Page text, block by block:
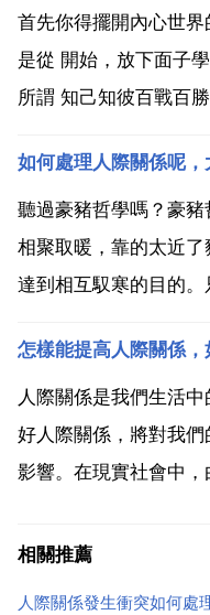
首先你得擺開內心世
是從 開始，放下面子
所謂 知己知彼百戰百
魚得水。當然，現實的
學習社交人際學，非
慎，適得...
如何處理人際關係呢
聽過豪豬哲學嗎？豪
相聚取暖，靠的太近
達到相互馭寒的目的
豬法則告訴我們 保持
既能感受到對方的體
把這種...
怎樣能提高人際關係
人際關係是我們生活
好人際關係，將對我
影響。在現實社會中
常的，也是可以理解的
相關推薦
人際關係發生衝突如何處